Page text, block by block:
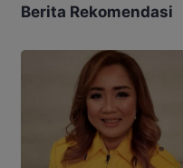
Berita Rekomendasi